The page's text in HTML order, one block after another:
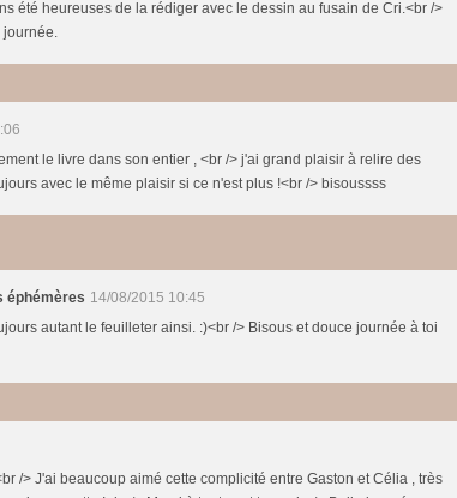
été heureuses de la rédiger avec le dessin au fusain de Cri.<br />
le livre dans son entier , <br /> j'ai grand plaisir à relire des
avec le même plaisir si ce n'est plus !<br /> bisoussss
éphémères 14/08/2015 10:45
autant le feuilleter ainsi. :)<br /> Bisous et douce journée à toi
/> J'ai beaucoup aimé cette complicité entre Gaston et Célia , très